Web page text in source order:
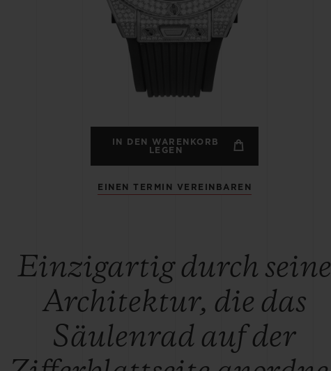
IN DEN WARENKORB
LEGEN
EINEN TERMIN VEREINBAREN
Einzigartig durch
Architektur, die das
Säulenrad auf der
BIG BANG
PEACH CERAMIC
HUBLOTISTA UND
VORAUSSICHTLICHE
LIEFERZEIT
KOSTENLOSE